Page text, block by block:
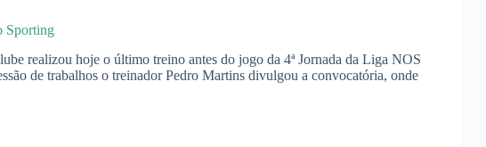
Sporting
realizou hoje o último treino antes do jogo da 4ª Jornada da Liga NOS
de trabalhos o treinador Pedro Martins divulgou a convocatória, onde